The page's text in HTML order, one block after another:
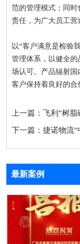
范的管理模式；同
责任，为广大员工营
以“客户满意是检验
管理体系，以健全
场认可。产品辐射
客户保持着良好的合
上一篇：飞利“树脂
下一篇：捷诺物流
最新案例